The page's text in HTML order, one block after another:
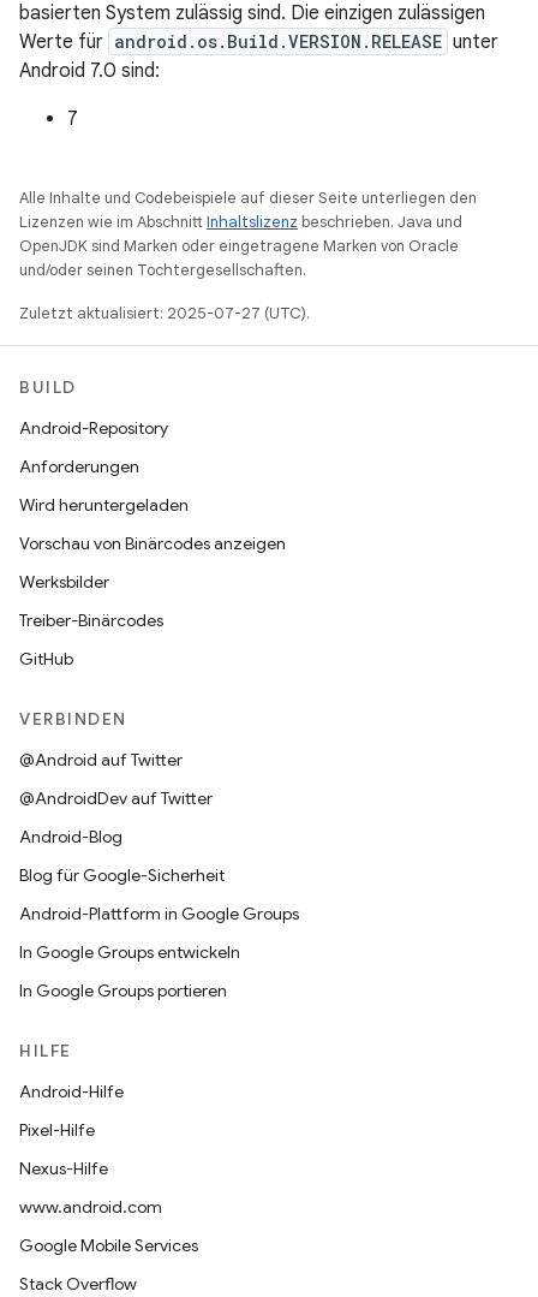
basierten System zulässig sind. Die einzigen zulässigen
Werte für android.os.Build.VERSION.RELEASE unter
Android 7.0 sind:
7
Alle Inhalte und Codebeispiele auf dieser Seite unterliegen den
Lizenzen wie im AbschnittInhaltslizenz beschrieben. Java und
OpenJDK sind Marken oder eingetragene Marken von Oracle
und/oder seinen Tochtergesellschaften.
Zuletzt aktualisiert: 2025-07-27 (UTC).
BUILD
Android-Repository
Anforderungen
Wird heruntergeladen
Vorschau von Binärcodes anzeigen
Werksbilder
Treiber-Binärcodes
GitHub
VERBINDEN
@Android auf Twitter
@AndroidDev auf Twitter
Android-Blog
Blog für Google-Sicherheit
Android-Plattform in Google Groups
In Google Groups entwickeln
In Google Groups portieren
HILFE
Android-Hilfe
Pixel-Hilfe
Nexus-Hilfe
www.android.com
Google Mobile Services
Stack Overflow